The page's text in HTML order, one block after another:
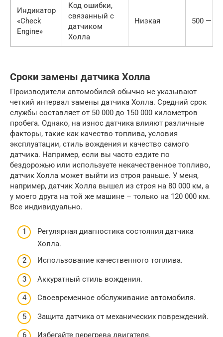
Индикатор
«Check
Engine»
Код ошибки,
связанный с
датчиком
Холла
Низкая 500 —
Сроки замены датчика Холла
Производители автомобилей обычно не указывают
четкий интервал замены датчика Холла. Средний срок
службы составляет от 50 000 до 150 000 километров
пробега. Однако, на износ датчика влияют различные
факторы, такие как качество топлива, условия
эксплуатации, стиль вождения и качество самого
датчика. Например, если вы часто ездите по
бездорожью или используете некачественное топливо,
датчик Холла может выйти из строя раньше. У меня,
например, датчик Холла вышел из строя на 80 000 км, а
у моего друга на той же машине – только на 120 000 км.
Все индивидуально.
Регулярная диагностика состояния датчика
Холла.
Использование качественного топлива.
Аккуратный стиль вождения.
Своевременное обслуживание автомобиля.
Защита датчика от механических повреждений.
Избегайте перегрева двигателя.